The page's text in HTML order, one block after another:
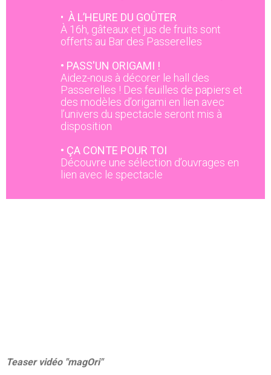
• À L’HEURE DU GOÛTER
À 16h, gâteaux et jus de fruits sont
offerts au Bar des Passerelles
• PASS'UN ORIGAMI !
Aidez-nous à décorer le hall des
Passerelles ! Des feuilles de papiers et
des modèles d’origami en lien avec
l’univers du spectacle seront mis à
disposition
• ÇA CONTE POUR TOI
Découvre une sélection d’ouvrages en
lien avec le spectacle
Teaser vidéo "magOri"